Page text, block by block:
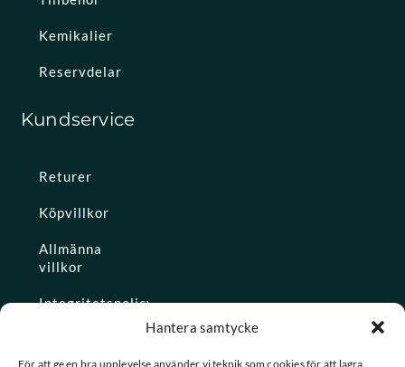
Hantera samtycke
För att ge en bra upplevelse använder vi teknik som cookies för att lagra
Kemikalier
Reservdelar
Kundservice
Returer
Köpvillkor
Allmänna
villkor
Integritetspolicy